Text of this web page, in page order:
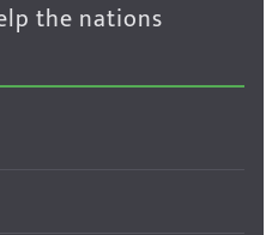
the nations